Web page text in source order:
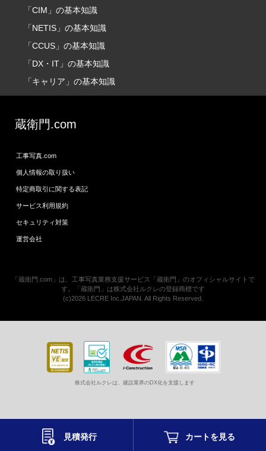
見積発行 カートを見る
「CIM」の基本知識
「NETIS」の基本知識
「CCUS」の基本知識
「DX・IT」の基本知識
「キャリア」の基本知識
蔵衛門.com
工事写真.com
個人情報の取り扱い
特定商取引に関する表記
サービス利用規約
セキュリティ対策
運営会社
「蔵衛門.com」は、工事写真業務支援サービス「蔵衛門」のオフィシャルサイトで
す。「蔵衛門」は株式会社ルクレの登録商標です
(c)2026 LECRE Inc.JAPAN. All Rights Reserved.
株式会社ルクレは、建設業界のDX化を支援します